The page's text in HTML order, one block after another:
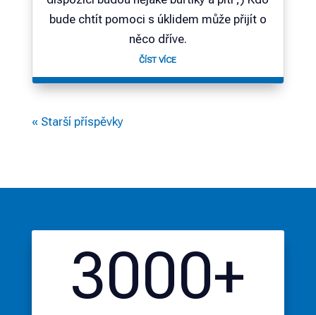
bude chtít pomoci s úklidem může přijít o
něco dříve.
ČÍST VÍCE
« Starší příspěvky
3000+